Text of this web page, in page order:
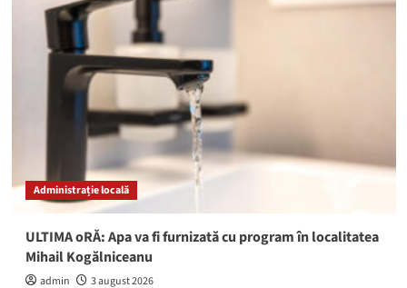
Administrație locală
ULTIMA oRĂ: Apa va fi furnizată cu program în localitatea
Mihail Kogălniceanu
admin 3 august 2026